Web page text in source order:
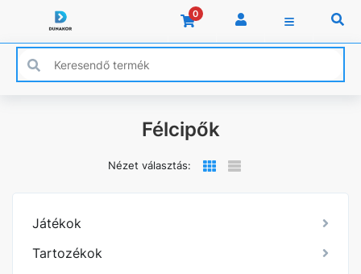
0
Félcipők
Nézet választás:
Játékok
Tartozékok